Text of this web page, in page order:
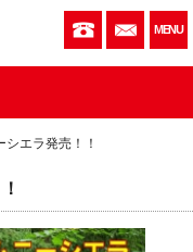
059-333-お問
MENU
エラ発売！！